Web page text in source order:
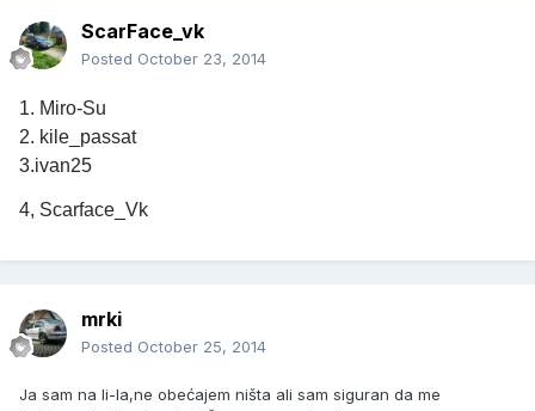
ScarFace_vk
Posted October 23, 2014
1. Miro-Su
2. kile_passat
3.ivan25
4, Scarface_Vk
mrki
Posted October 25, 2014
Ja sam na li-la,ne obećajem ništa ali sam siguran da me